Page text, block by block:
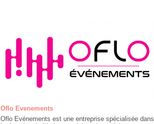
Oflo Evenements
Oflo Evénements est une entreprise spécialisée dans